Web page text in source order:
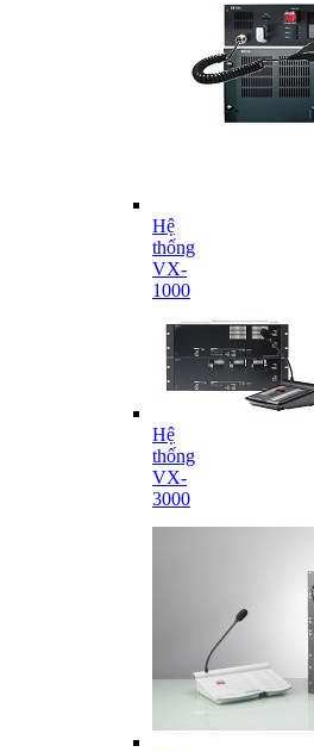
Hệ
thống
VX-
1000
Hệ
thống
VX-
3000